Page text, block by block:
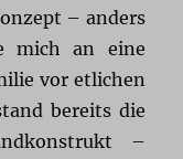
– anders
mich an eine
vor etlichen
bereits die
–